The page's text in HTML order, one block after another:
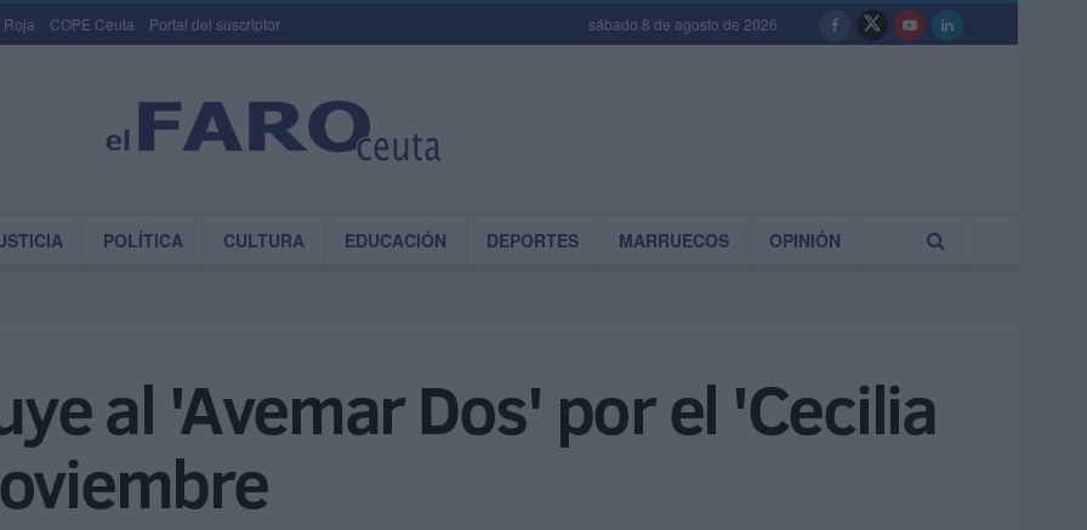
Roja COPE Ceuta Portal del suscriptor sábado 8 de agosto de 2026
POLÍTICA CULTURA EDUCACIÓN DEPORTES MARRUECOS OPINIÓN
al 'Avemar Dos' por el 'Cecilia